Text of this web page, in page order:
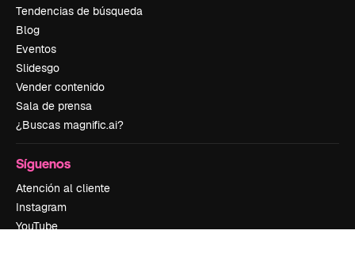
Tendencias de búsqueda
Blog
Eventos
Slidesgo
Vender contenido
Sala de prensa
¿Buscas magnific.ai?
Síguenos
Atención al cliente
Instagram
YouTube